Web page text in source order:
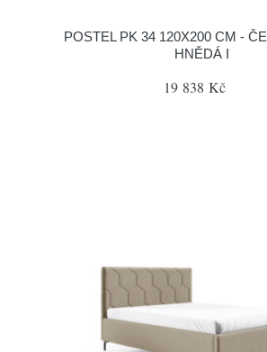
POSTEL PK 34 120X200 CM -
HNĚDÁ I
19 838 Kč